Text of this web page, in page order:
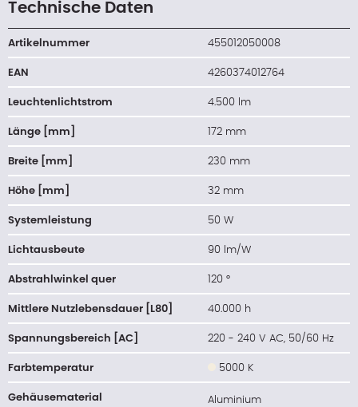
Technische Daten
Artikelnummer 455012050008
EAN 4260374012764
Leuchtenlichtstrom 4.500 lm
Länge [mm] 172 mm
Breite [mm] 230 mm
Höhe [mm] 32 mm
Systemleistung 50 W
Lichtausbeute 90 lm/W
Abstrahlwinkel quer 120 °
Mittlere Nutzlebensdauer [L80] 40.000 h
Spannungsbereich [AC] 220 - 240 V AC, 50/60 Hz
Farbtemperatur 5000 K
Gehäusematerial Aluminium